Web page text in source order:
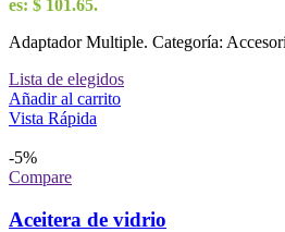
es: $ 101.65.
Adaptador Multiple. Categoría:
Lista de elegidos
Añadir al carrito
Vista Rápida
-5%
Compare
Aceitera de vidrio